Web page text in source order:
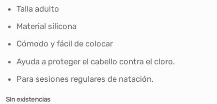
original
era:
S/90.00.
Talla adulto
Material silicona
Cómodo y fácil de colocar
Ayuda a proteger el cabello contra el cloro.
Para sesiones regulares de natación.
Sin existencias